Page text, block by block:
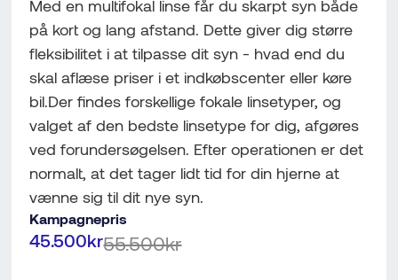
Med en multifokal linse får du skarpt syn både
på kort og lang afstand. Dette giver dig større
fleksibilitet i at tilpasse dit syn - hvad end du
skal aflæse priser i et indkøbscenter eller køre
bil.Der findes forskellige fokale linsetyper, og
valget af den bedste linsetype for dig, afgøres
ved forundersøgelsen. Efter operationen er det
normalt, at det tager lidt tid for din hjerne at
vænne sig til dit nye syn.
Kampagnepris
45.500kr55.500kr